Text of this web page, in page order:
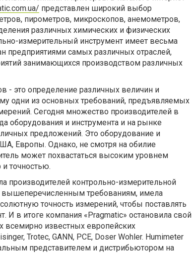
представлен широкий выбор
пирометров, микроскопов, анемометров,
различных химических и физических
измерительный инструмент имеет весьма
предприятиями самых различных отраслей,
занимающихся производством различных
- это определение различных величин и
одни из основных требований, предъявляемых
Сегодня множество производителей в
оборудования и инструмента и на рынке
предложений. Это оборудование и
Европы. Однако, не смотря на обилие
может похвастаться высоким уровнем
точностью.
производителей контрольно-измерительной
вышеперечисленным требованиям, имела
точность измерений, чтобы поставлять
И в итоге компания «Рragmatic» остановила свой
всемирно известных европейских
Trotec, GANN, PCE, Doser Wohler. Humimeter
представителем и дистрибьютором на